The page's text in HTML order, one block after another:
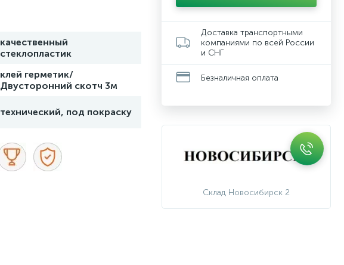
качественный
стеклопластик
клей герметик/
Двусторонний скотч 3м
технический, под покраску
Доставка транспортными
компаниями по всей России
и СНГ
Безналичная оплата
Склад Новосибирск 2